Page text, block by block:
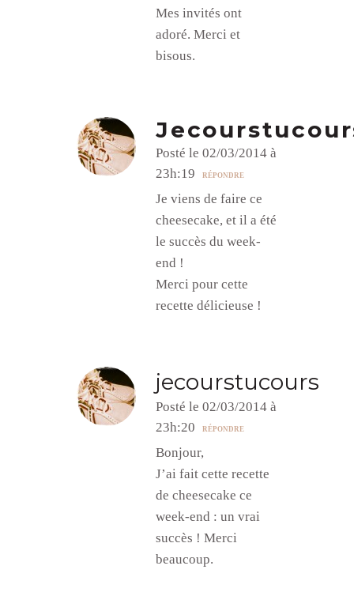
Mes invités ont
adoré. Merci et
bisous.
Posté le 02/03/2014 à
23h:19
RÉPONDRE
Je viens de faire ce
cheesecake, et il a été
le succès du week-
end !
Merci pour cette
recette délicieuse !
jecourstucours
Posté le 02/03/2014 à
23h:20
RÉPONDRE
Bonjour,
J’ai fait cette recette
de cheesecake ce
week-end : un vrai
succès ! Merci
beaucoup.